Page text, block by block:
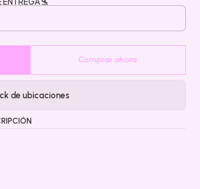
Comprar ahora
de ubicaciones